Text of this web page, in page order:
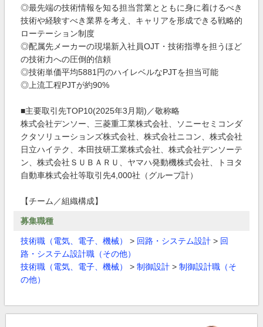
◎最先端の技術情報を知る担当営業とともに身に着けるべき
技術や経験すべき業界を考え、キャリアを形成できる戦略的
ローテーション制度
◎配属先メーカーの現場新入社員OJT・技術指導を担うほど
の技術力への圧倒的信頼
◎技術単価平均5881円のハイレベルなPJTを担当可能
◎上流工程PJTが約90%
■主要取引先TOP10(2025年3月期)／敬称略
株式会社デンソー、三菱重工業株式会社、ソニーセミコンダ
クタソリューションズ株式会社、株式会社ニコン、株式会社
日立ハイテク、本田技研工業株式会社、株式会社デンソーテ
ン、株式会社ＳＵＢＡＲＵ、ヤマハ発動機株式会社、トヨタ
自動車株式会社等取引先4,000社（グループ計）
【チーム／組織構成】
募集職種
技術職（電気、電子、機械） > 回路・システム設計 > 回
路・システム設計職（その他）
技術職（電気、電子、機械）
> 制御設計 > 制御設計職（そ
の他）